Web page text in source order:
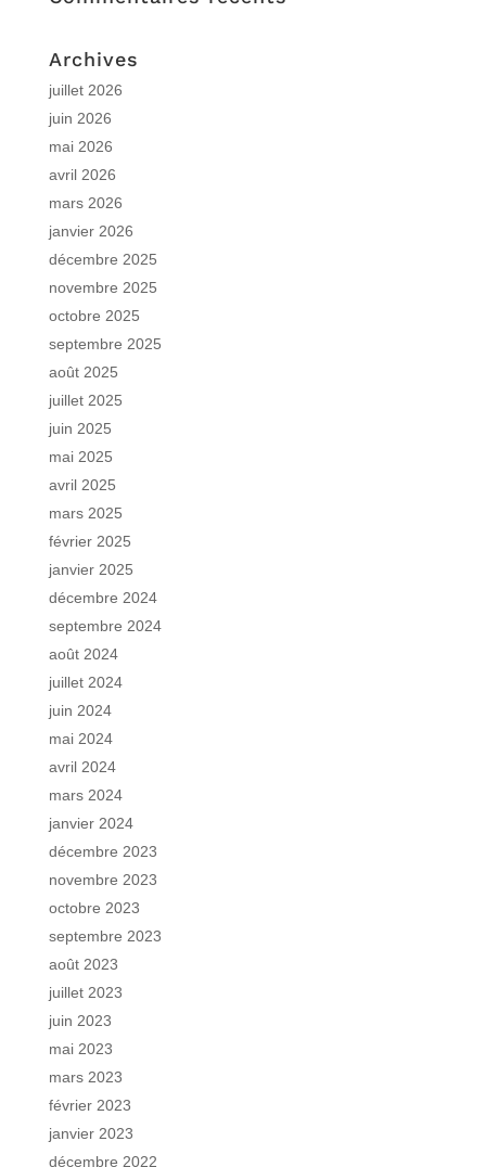
Archives
juillet 2026
juin 2026
mai 2026
avril 2026
mars 2026
janvier 2026
décembre 2025
novembre 2025
octobre 2025
septembre 2025
août 2025
juillet 2025
juin 2025
mai 2025
avril 2025
mars 2025
février 2025
janvier 2025
décembre 2024
septembre 2024
août 2024
juillet 2024
juin 2024
mai 2024
avril 2024
mars 2024
janvier 2024
décembre 2023
novembre 2023
octobre 2023
septembre 2023
août 2023
juillet 2023
juin 2023
mai 2023
mars 2023
février 2023
janvier 2023
décembre 2022